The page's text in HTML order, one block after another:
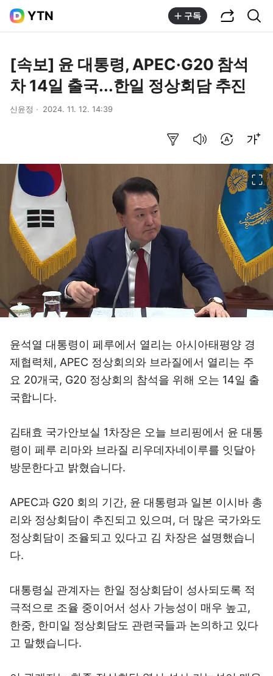
YTN 구독
[속보] 윤 대통령, APEC·G20 참석
차 14일 출국...한일 정상회담 추진
신윤정 2024. 11. 12. 14:39
윤석열 대통령이 페루에서 열리는 아시아태평양 경
제협력체, APEC 정상회의와 브라질에서 열리는 주
요 20개국, G20 정상회의 참석을 위해 오는 14일 출
국합니다.
김태효 국가안보실 1차장은 오늘 브리핑에서 윤 대통
령이 페루 리마와 브라질 리우데자네이루를 잇달아
방문한다고 밝혔습니다.
APEC과 G20 회의 기간, 윤 대통령과 일본 이시바 총
리와 정상회담이 추진되고 있으며, 더 많은 국가와도
정상회담이 조율되고 있다고 김 차장은 설명했습니
다.
대통령실 관계자는 한일 정상회담이 성사되도록 적
극적으로 조율 중이어서 성사 가능성이 매우 높고,
한중, 한미일 정상회담도 관련국들과 논의하고 있다
고 말했습니다.